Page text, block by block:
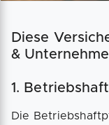
Diese
&
1.
Die